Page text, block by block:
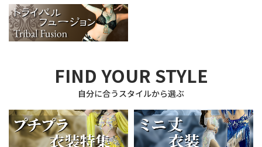
FIND YOUR STYLE
自分に合うスタイルから選ぶ